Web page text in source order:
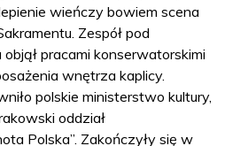
wieńczy bowiem scena
Zespół pod
objął pracami konserwatorskimi
wnętrza kaplicy.
polskie ministerstwo kultury,
oddział
Polska”. Zakończyły się w